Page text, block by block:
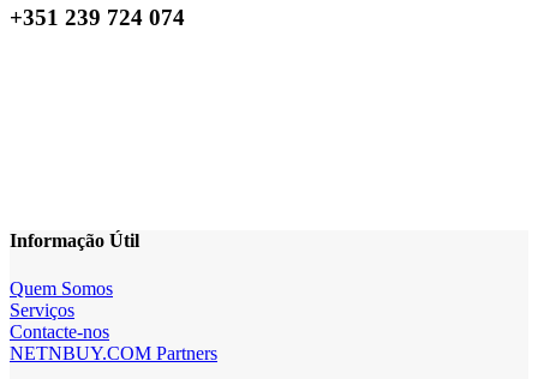
+351 239 724 074
Informação Útil
Quem Somos
Serviços
Contacte-nos
NETNBUY.COM Partners